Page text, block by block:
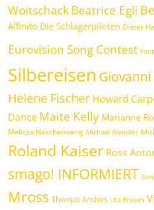
WoitschackBeatrice Egli
Alfinito Die Schlagerpiloten Dieter
Eurovision Song Contest
Silbereisen
Helene Fischer Howard
Dance Maite Kelly Marianne
Melissa Naschenweng Michael Wendler
Roland Kaiser Ross
smago! INFORMIERT
Mross Thomas Anders Uta Bresan